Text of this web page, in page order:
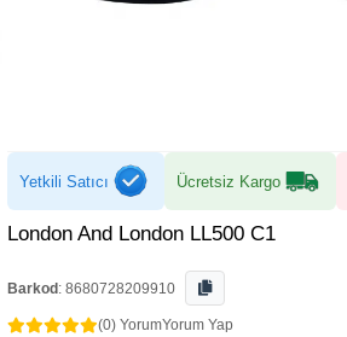
Yetkili Satıcı Ücretsiz Kargo
London And London LL500 C1
Barkod : 8680728209910
(0) YorumYorum Yap